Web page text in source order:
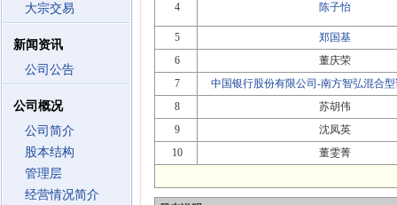
大宗交易
新闻资讯
公司公告
公司概况
公司简介
股本结构
管理层
经营情况简介
4 陈子怡
5
郑国基
6
董庆荣
7
中国银行股份有限公司-南方智弘混合
8
苏胡伟
9
沈凤英
10
董雯菁